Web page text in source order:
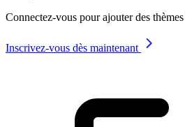
Connectez-vous pour ajouter des
Inscrivez-vous dès maintenant